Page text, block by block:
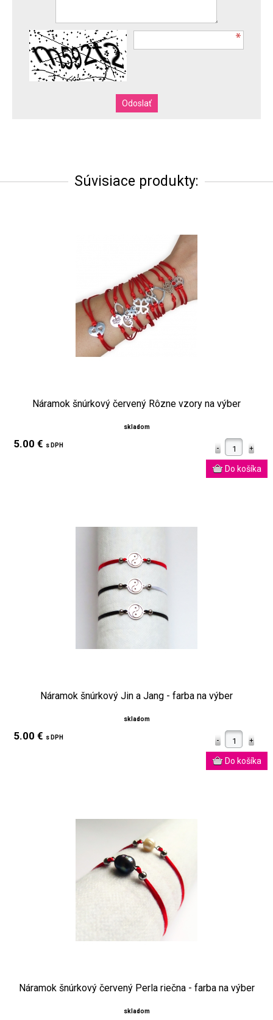
Súvisiace produkty:
Náramok šnúrkový červený Rôzne vzory na výber
skladom
5.00 € s DPH
Náramok šnúrkový Jin a Jang - farba na výber
skladom
5.00 € s DPH
Náramok šnúrkový červený Perla riečna - farba na výber
skladom